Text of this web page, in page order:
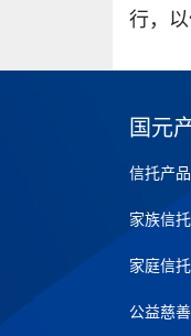
行，
国元
信托产品
家族信托
家庭信托
公益慈